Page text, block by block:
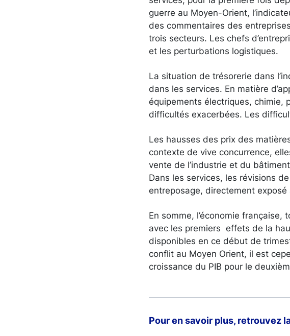
guerre au Moyen-Orient,
des commentaires des
trois secteurs. Les chefs
et les perturbations logistiques.
La situation de trésorerie dans
dans les services. En matière
équipements électriques,
difficultés exacerbées. Les
Les hausses des prix des
contexte de vive concurrence,
vente de l’industrie et du
Dans les services, les révisions
entreposage, directement
En somme, l’économie
avec les premiers effets de la
disponibles en ce début de
conflit au Moyen Orient, il est
croissance du PIB pour le
Pour en savoir plus, retrouvez